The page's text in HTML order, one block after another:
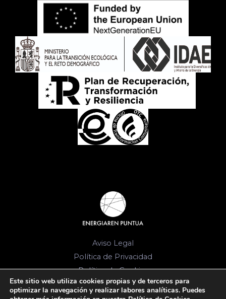
Aviso Legal
Política de Privacidad
Política de Cookies
© 2026 Energia-komunitateen Bulegoa. Todos
Este sitio web utiliza cookies propias y de terceros para
optimizar la navegación y realizar labores analíticas. Puedes